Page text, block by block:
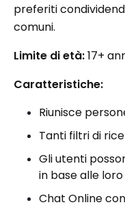
preferiti
comuni.
Limite di età:17+
Caratteristiche:
Riunisce
Tanti filtri di
Gli utenti
in base alle
Chat Online